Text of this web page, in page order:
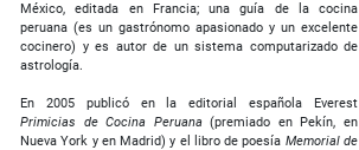
México, editada en Francia; una guía de la cocina
peruana (es un gastrónomo apasionado y un excelente
cocinero) y es autor de un sistema computarizado de
astrología.
En 2005 publicó en la editorial española Everest
Primicias de Cocina Peruana(premiado en Pekín, en
Nueva York y en Madrid) y el libro de poesía Memorial de